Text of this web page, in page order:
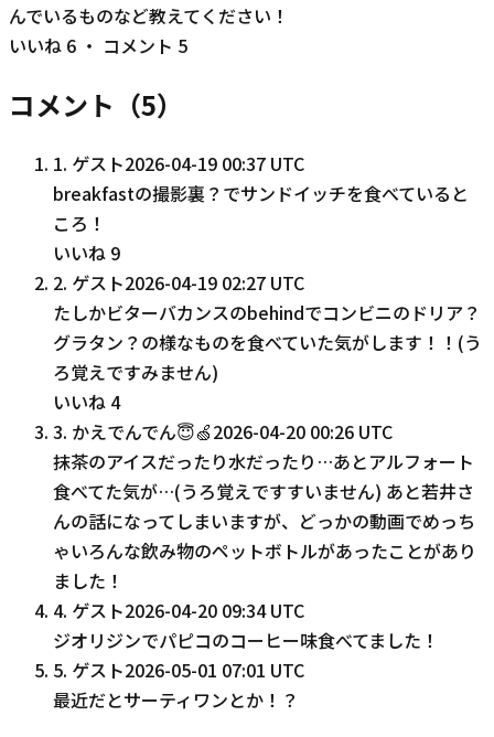
んでいるものなど教えてください！
いいね 6 ・ コメント 5
コメント（5）
1. ゲスト2026-04-19 00:37 UTC
breakfastの撮影裏？でサンドイッチを食べていると
ころ！
いいね 9
2. ゲスト2026-04-19 02:27 UTC
たしかビターバカンスのbehindでコンビニのドリア？
グラタン？の様なものを食べていた気がします！！(う
ろ覚えですみません)
いいね 4
3. かえでんでん😇🍏2026-04-20 00:26 UTC
抹茶のアイスだったり水だったり…あとアルフォート
食べてた気が…(うろ覚えですすいません) あと若井さ
んの話になってしまいますが、どっかの動画でめっち
ゃいろんな飲み物のペットボトルがあったことがあり
ました！
4. ゲスト2026-04-20 09:34 UTC
ジオリジンでパピコのコーヒー味食べてました！
5. ゲスト2026-05-01 07:01 UTC
最近だとサーティワンとか！？